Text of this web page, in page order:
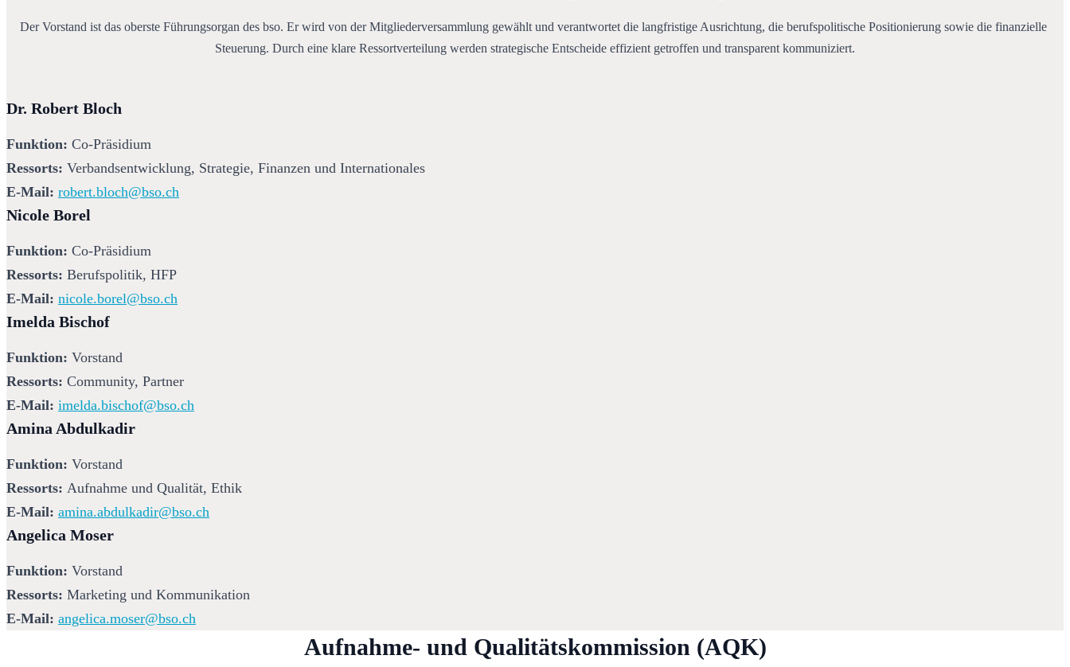
Der Vorstand ist das oberste Führungsorgan des bso. Er wird von der Mitgliederversammlung gewählt und verantwortet die langfristige Ausrichtung, die berufspolitische Positionierung sowie die finanzielle
Steuerung. Durch eine klare Ressortverteilung werden strategische Entscheide effizient getroffen und transparent kommuniziert.
Dr. Robert Bloch
Funktion: Co-Präsidium
Ressorts: Verbandsentwicklung, Strategie, Finanzen und Internationales
E-Mail: robert.bloch@bso.ch
Nicole Borel
Funktion: Co-Präsidium
Ressorts: Berufspolitik, HFP
E-Mail: nicole.borel@bso.ch
Imelda Bischof
Funktion: Vorstand
Ressorts: Community, Partner
E-Mail: imelda.bischof@bso.ch
Amina Abdulkadir
Funktion: Vorstand
Ressorts: Aufnahme und Qualität, Ethik
E-Mail: amina.abdulkadir@bso.ch
Angelica Moser
Funktion: Vorstand
Ressorts: Marketing und Kommunikation
E-Mail: angelica.moser@bso.ch
Aufnahme- und Qualitätskommission (AQK)